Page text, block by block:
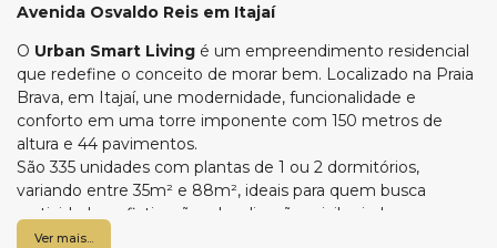
Avenida Osvaldo Reis em Itajaí
O Urban Smart Living é um empreendimento residencial
que redefine o conceito de morar bem. Localizado na Praia
Brava, em Itajaí, une modernidade, funcionalidade e
conforto em uma torre imponente com 150 metros de
altura e 44 pavimentos.
São 335 unidades com plantas de 1 ou 2 dormitórios,
variando entre 35m² e 88m², ideais para quem busca
praticidade, sofisticação e localização privilegiada.
Com assinatura da LD Construções e projeto arquitetônico
Ver mais...